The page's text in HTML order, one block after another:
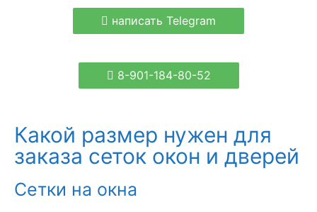
написать Telegram
8-901-184-80-52
Какой размер нужен для
заказа сеток окон и дверей
Сетки на окна